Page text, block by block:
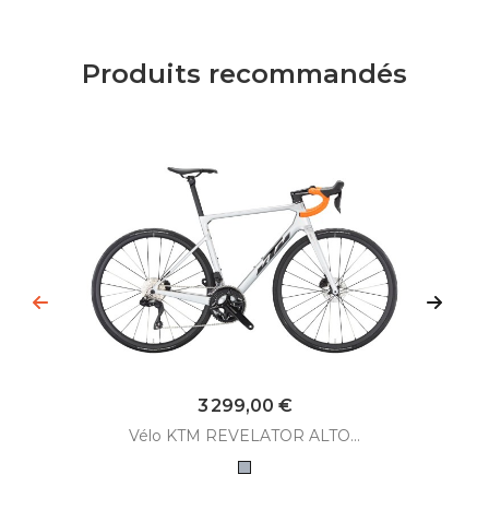
Produits recommandés
Prix
3 299,00 €
Vélo KTM REVELATOR ALTO...
Gris